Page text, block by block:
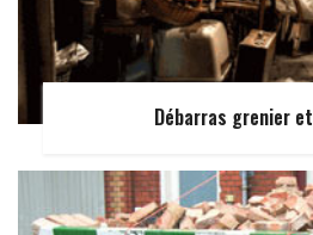
Débarras grenier